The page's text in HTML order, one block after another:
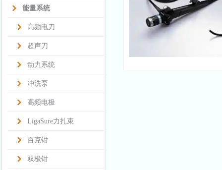
能量系统
高频电刀
超声刀
动力系统
冲洗泵
高频电极
LigaSure力扎束
百克钳
双极钳